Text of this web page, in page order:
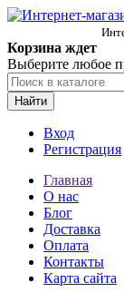
Корзина ждет
Выберите любое
Найти
Вход
Регистрация
Главная
О нас
Блог
Доставка
Оплата
Контакты
Карта сайта